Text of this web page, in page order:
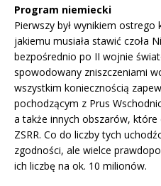
Program niemiecki
Pierwszy był wynikiem
jakiemu musiała stawić czoła
bezpośrednio po II wojnie
spowodowany zniszczeniami
wszystkim koniecznością
pochodzącym z Prus
a także innych obszarów, które
ZSRR. Co do liczby tych
zgodności, ale wielce
ich liczbę na ok. 10 milionów.